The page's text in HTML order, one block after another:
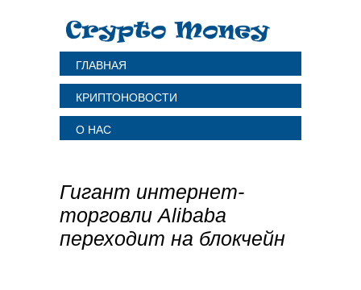
ГЛАВНАЯ
КРИПТОНОВОСТИ
О НАС
Гигант интернет-
торговли Alibaba
переходит на блокчейн